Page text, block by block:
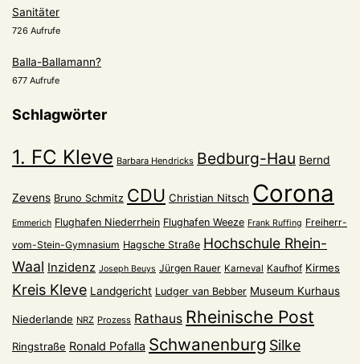
Sanitäter
726 Aufrufe
Balla-Ballamann?
677 Aufrufe
Schlagwörter
1. FC Kleve Barbara Hendricks Bedburg-Hau Bernd
Zevens Bruno Schmitz CDU Christian Nitsch Corona
Emmerich Flughafen Niederrhein Flughafen Weeze Frank Ruffing Freiherr-
vom-Stein-Gymnasium Hagsche Straße Hochschule Rhein-
Waal Inzidenz Joseph Beuys Jürgen Rauer Karneval Kaufhof Kirmes
Kreis Kleve Landgericht Ludger van Bebber Museum Kurhaus
Niederlande NRZ Prozess Rathaus Rheinische Post
Ringstraße Ronald Pofalla Schwanenburg Silke